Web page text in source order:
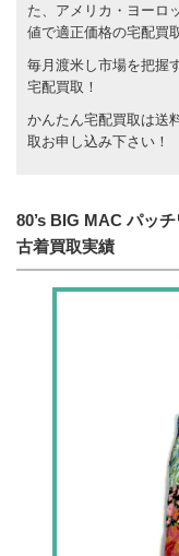
た、アメリカ・ヨーロ
値で適正価格の宅配買
毎月渡米し市場を把握
宅配買取！
かんたん宅配買取は送
取お申し込み下さい！
80’s BIG MAC パッ
古着買取実績